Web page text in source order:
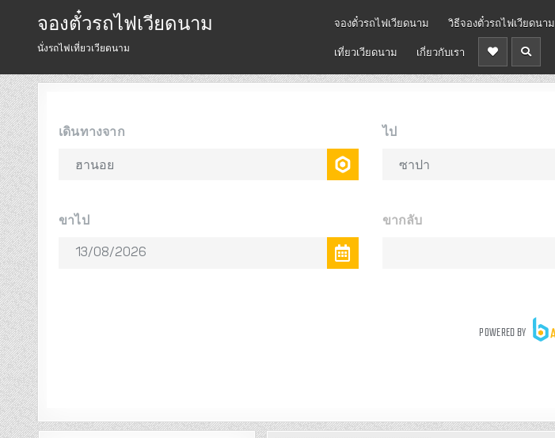
จองตั๋วรถไฟเวียดนาม
นั่งรถไฟเที่ยวเวียดนาม
จองตั๋วรถไฟเวียดนาม วิธีจองตั๋วรถไฟเวียดนาม
เที่ยวเวียดนาม
เกี่ยวกับเรา